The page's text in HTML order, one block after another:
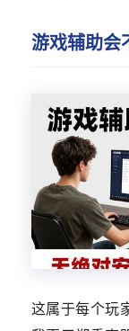
游戏辅助会
这属于每个玩